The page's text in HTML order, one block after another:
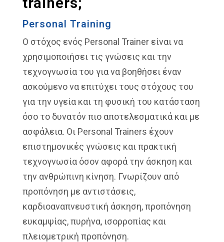
Personal Training
Ο στόχος ενός Personal Trainer είναι να
χρησιμοποιήσει τις γνώσεις και την
τεχνογνωσία του για να βοηθήσει έναν
ασκούμενο να επιτύχει τους στόχους του
για την υγεία και τη φυσική του κατάσταση
όσο το δυνατόν πιο αποτελεσματικά και με
ασφάλεια. Οι Personal Trainers έχουν
επιστημονικές γνώσεις και πρακτική
τεχνογνωσία όσον αφορά την άσκηση και
την ανθρώπινη κίνηση. Γνωρίζουν από
προπόνηση με αντιστάσεις,
καρδιοαναπνευστική άσκηση, προπόνηση
ευκαμψίας, πυρήνα, ισορροπίας και
πλειομετρική προπόνηση.